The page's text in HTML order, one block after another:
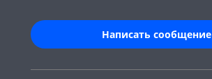
Написать сообщение